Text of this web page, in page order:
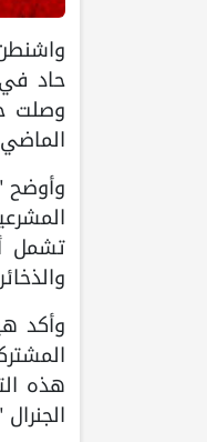
حاد في
وأوضح
تشمل
وأكد
هذه